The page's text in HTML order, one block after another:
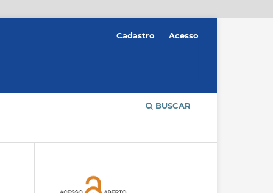
BUSCAR
Cadastro Acesso